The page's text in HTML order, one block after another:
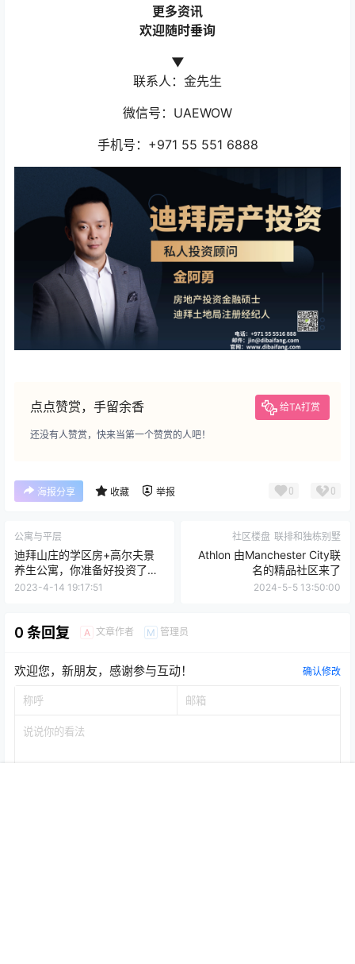
更多资讯
欢迎随时垂询
▼
联系人：金先生
微信号：UAEWOW
手机号：+971 55 551 6888
点点赞赏，手留余香 给TA打赏
还没有人赞赏，快来当第一个赞赏的人吧！
海报分享 收藏 举报 0 0
公寓与平层
迪拜山庄的学区房+高尔夫景
养生公寓，你准备好投资了
吗？
2023-4-14 19:17:51
社区楼盘 联排和独栋别墅
Athlon 由Manchester City联
名的精品社区来了
2024-5-5 13:50:00
0 条回复 A 文章作者 M 管理员
欢迎您，新朋友，感谢参与互动！ 确认修改